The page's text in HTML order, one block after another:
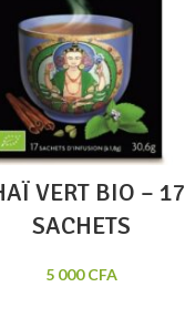
VERT BIO – 17
SACHETS
5 000CFA